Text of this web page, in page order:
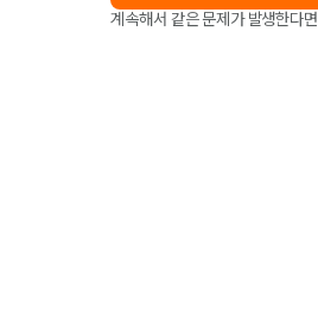
계속해서 같은 문제가 발생한다면